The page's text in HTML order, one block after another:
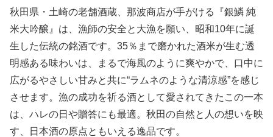
秋田県・土崎の老舗酒蔵、那波商店が手がける『銀鱗 純
米大吟醸』は、漁師の安全と大漁を願い、昭和10年に誕
生した伝統の銘酒です。35％まで磨かれた酒米が生む透
明感ある味わいは、まるで海風のように爽やかで、口中に
広がるやさしい甘みと共に“ラムネのような清涼感”を感じ
させます。漁の成功を祈る酒として愛されてきたこの一本
は、ハレの日や贈答にも最適。秋田の自然と人の想いを映
す、日本酒の原点ともいえる逸品です。